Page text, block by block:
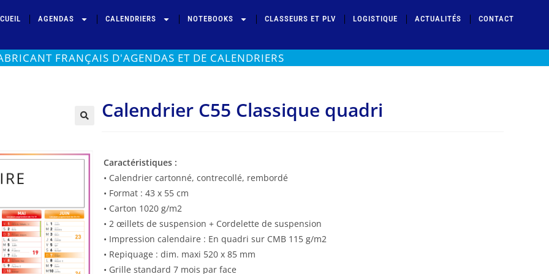
AGENDAS CALENDRIERS NOTEBOOKS CLASSEURS ET PLV LOGISTIQUE ACTUALITÉS CONTACT
FRANÇAIS D'AGENDAS ET DE CALENDRIERS
Calendrier C55 Classique quadri
Caractéristiques :
• Calendrier cartonné, contrecollé, rembordé
• Format : 43 x 55 cm
• Carton 1020 g/m2
• 2 œillets de suspension + Cordelette de suspension
• Impression calendaire : En quadri sur CMB 115 g/m2
• Repiquage : dim. maxi 520 x 85 mm
• Grille standard 7 mois par face